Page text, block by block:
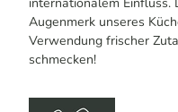
Augenmerk unseres
Verwendung frischer
schmecken!